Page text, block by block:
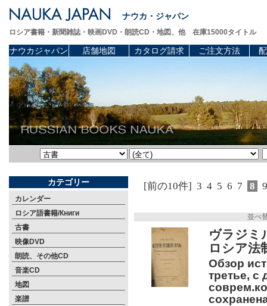
ナウカ・ジャパン
ロシア書籍・新聞雑誌・映画DVD・朗読CD・地図、他 在庫15000タイトル
ナウカジャパン 店舗地図 カタログ請求 ご注文方法
カテゴリー
カレンダー
ロシア語書籍/Книги
古書
映像DVD
朗読、その他CD
音楽CD
地図
楽譜
[前の10件] 3 4 5 6 7 8 9
並べ
ヴラジ
ロシア法
Обзор
третье, с